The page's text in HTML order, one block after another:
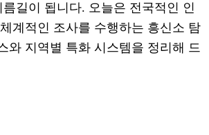
길이 됩니다. 오늘은 전국적인 인
계적인 조사를 수행하는 흥신소 탐
와 지역별 특화 시스템을 정리해 드